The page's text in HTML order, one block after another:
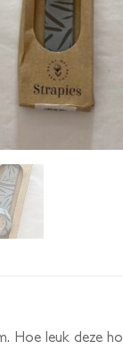
Hoe leuk deze